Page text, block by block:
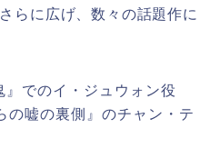
らに広げ、数々の話題作に
』でのイ・ジュウォン役
の嘘の裏側』のチャン・テ